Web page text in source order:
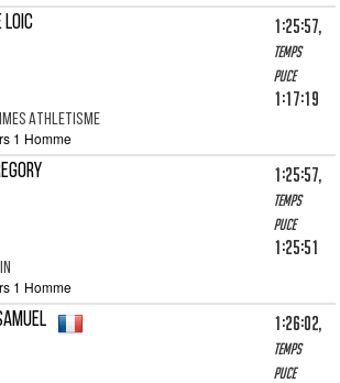
LOIC
ATHLETISME
1:25:57,
Temps
puce
1:17:19
1 Homme
1:25:57,
Temps
puce
1:25:51
1 Homme
1:26:02,
Temps
puce